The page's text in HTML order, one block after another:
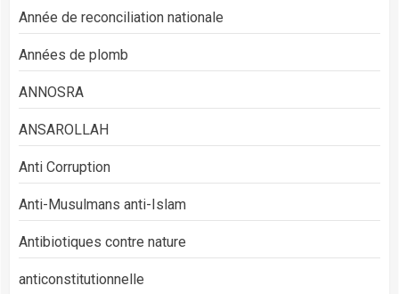
Année de reconciliation nationale
Années de plomb
ANNOSRA
ANSAROLLAH
Anti Corruption
Anti-Musulmans anti-Islam
Antibiotiques contre nature
anticonstitutionnelle